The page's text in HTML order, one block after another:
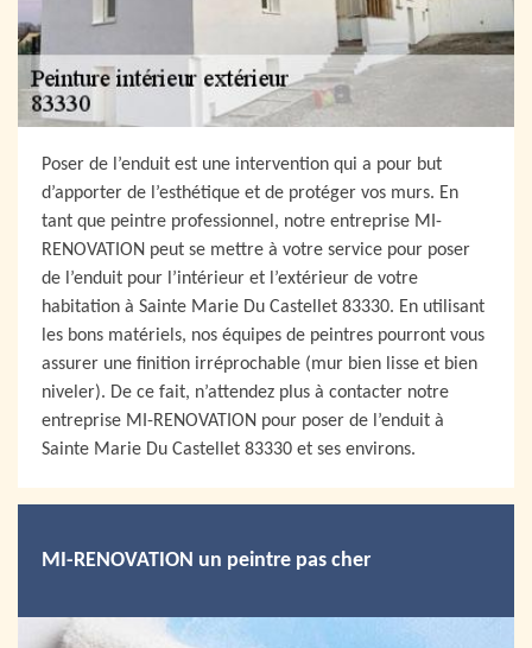
Poser de l’enduit est une intervention qui a pour but
d’apporter de l’esthétique et de protéger vos murs. En
tant que peintre professionnel, notre entreprise MI-
RENOVATION peut se mettre à votre service pour poser
de l’enduit pour l’intérieur et l’extérieur de votre
habitation à Sainte Marie Du Castellet 83330. En utilisant
les bons matériels, nos équipes de peintres pourront vous
assurer une finition irréprochable (mur bien lisse et bien
niveler). De ce fait, n’attendez plus à contacter notre
entreprise MI-RENOVATION pour poser de l’enduit à
Sainte Marie Du Castellet 83330 et ses environs.
MI-RENOVATION un peintre pas cher